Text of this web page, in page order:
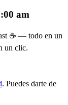
am
☕ — todo en un
un clic.
. Puedes darte de